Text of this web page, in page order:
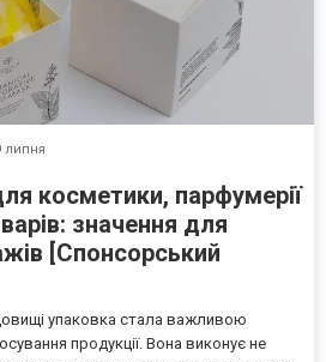
липня
косметики, парфумерії
значення для
[Спонсорський
упаковка стала важливою
продукції. Вона виконує не